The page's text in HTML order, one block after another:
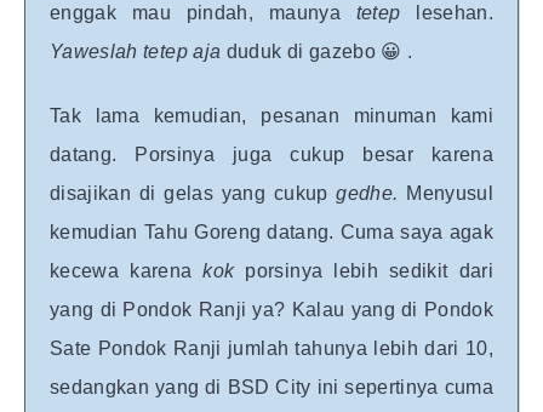
enggak mau pindah, maunya tetep lesehan.
Yaweslah tetep aja duduk di gazebo 😀 .
Tak lama kemudian, pesanan minuman kami
datang. Porsinya juga cukup besar karena
disajikan di gelas yang cukupgedhe. Menyusul
kemudian Tahu Goreng datang. Cuma saya agak
kecewa karenakok porsinya lebih sedikit dari
yang di Pondok Ranji ya? Kalau yang di Pondok
Sate Pondok Ranji jumlah tahunya lebih dari 10,
sedangkan yang di BSD City ini sepertinya cuma